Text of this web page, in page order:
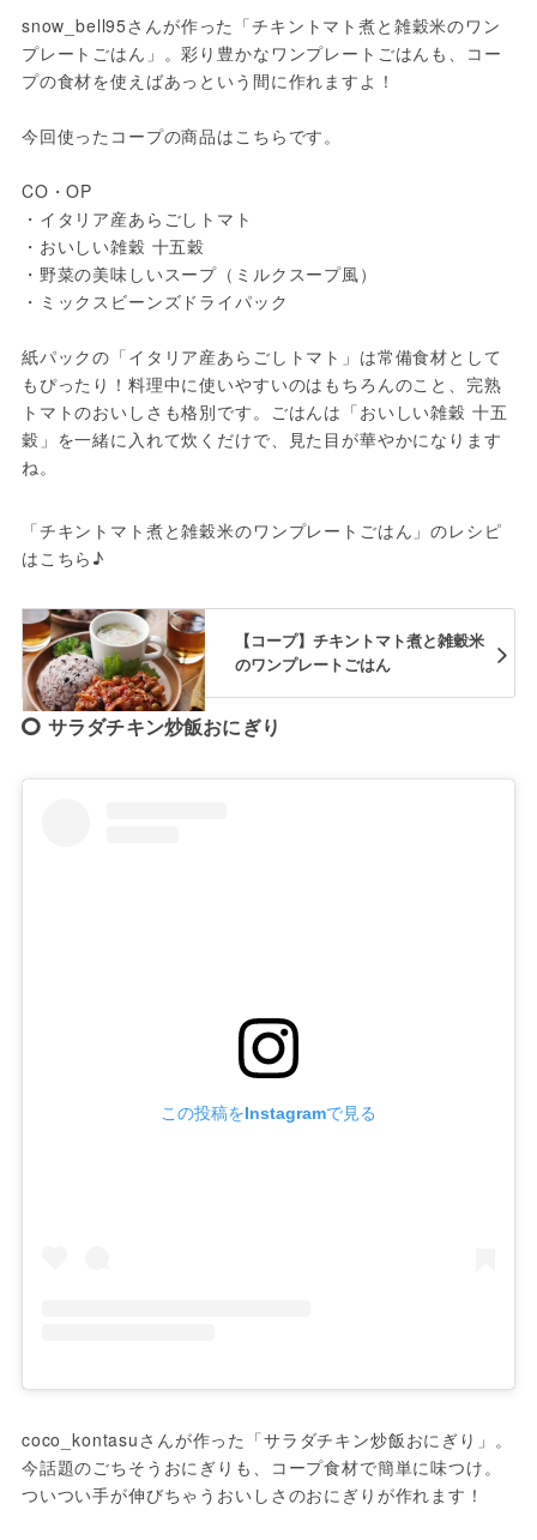
snow_bell95さんが作った「チキントマト煮と雑穀米のワン
プレートごはん」。彩り豊かなワンプレートごはんも、コー
プの食材を使えばあっという間に作れますよ！
今回使ったコープの商品はこちらです。
CO・OP
・イタリア産あらごしトマト
・おいしい雑穀 十五穀
・野菜の美味しいスープ（ミルクスープ風）
・ミックスビーンズドライパック
紙パックの「イタリア産あらごしトマト」は常備食材として
もぴったり！料理中に使いやすいのはもちろんのこと、完熟
トマトのおいしさも格別です。ごはんは「おいしい雑穀 十五
穀」を一緒に入れて炊くだけで、見た目が華やかになります
ね。
「チキントマト煮と雑穀米のワンプレートごはん」のレシピ
はこちら♪
【コープ】チキントマト煮と雑穀米
のワンプレートごはん
サラダチキン炒飯おにぎり
この投稿をInstagramで見る
coco_kontasuさんが作った「サラダチキン炒飯おにぎり」。
今話題のごちそうおにぎりも、コープ食材で簡単に味つけ。
ついつい手が伸びちゃうおいしさのおにぎりが作れます！